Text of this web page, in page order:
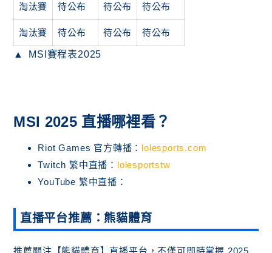
淘汰賽 待公布 待公布 待公布
淘汰賽 待公布 待公布 待公布
MSI賽程表2025
MSI 2025 直播哪裡看？
Riot Games 官方轉播： lolesports.com
Twitch 繁中直播： lolesportstw
YouTube 繁中直播：
直播平台推薦：熊貓體育